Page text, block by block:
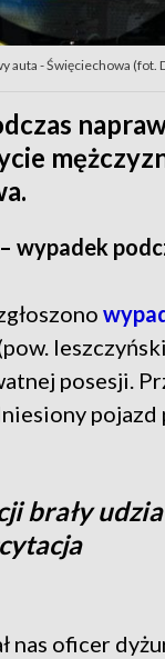
auta - Święciechowa (fot.
wypadek
posesji.
pojazd
brały
nas oficer